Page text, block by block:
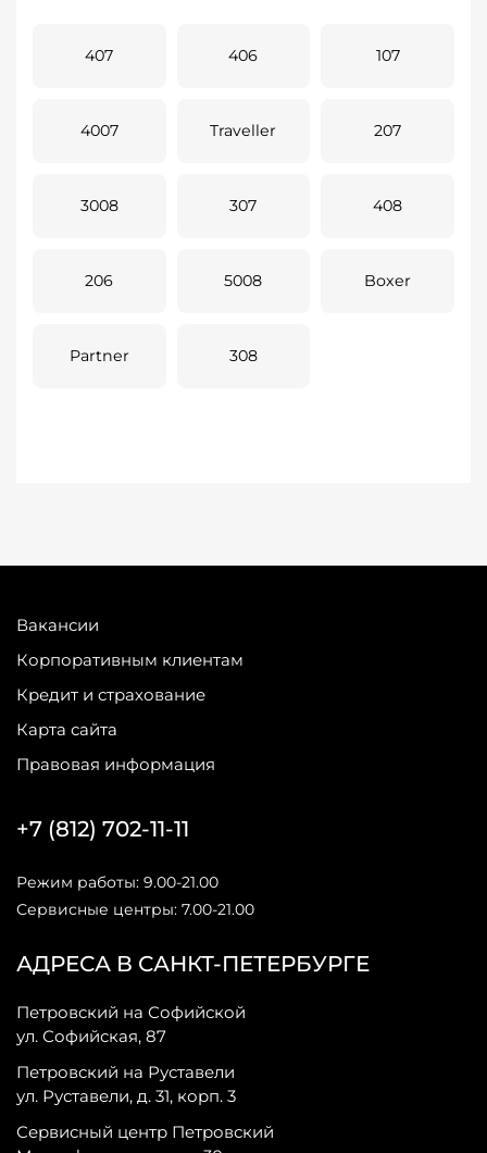
407 406 107
4007 Traveller 207
3008 307 408
206 5008 Boxer
Partner 308
Вакансии
Корпоративным клиентам
Кредит и страхование
Карта сайта
Правовая информация
АДРЕСА В САНКТ-ПЕТЕРБУРГЕ
Петровский на Софийской
ул. Софийская, 87
Петровский на Руставели
ул. Руставели, д. 31, корп. 3
Сервисный центр Петровский
+7 (812) 702-11-11
Режим работы: 9.00-21.00
Сервисные центры: 7.00-21.00